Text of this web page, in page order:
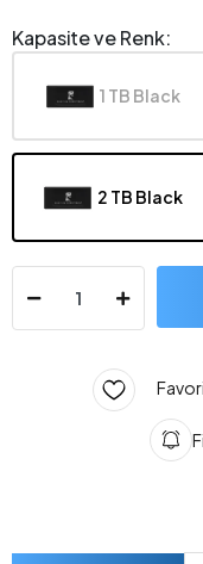
Kapasite ve Renk:
1 TB Black
2 TB Black